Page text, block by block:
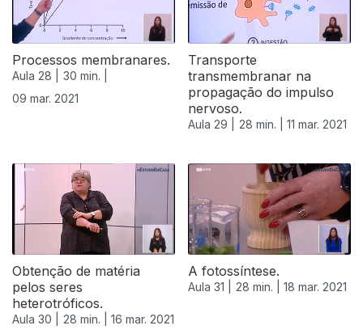
Processos membranares.
Aula 28 |
30 min. |
09 mar. 2021
Transporte
transmembranar na
propagação do impulso
nervoso.
Aula 29 | 28 min. | 11 mar. 2021
Obtenção de matéria
pelos seres
heterotróficos.
Aula 30 | 28 min. | 16 mar. 2021
A fotossíntese.
Aula 31 | 28 min. | 18 mar. 2021